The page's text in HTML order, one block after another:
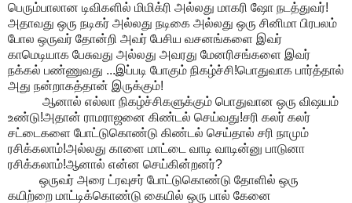
பெரும்பாலான டிவிகளில் மிமிக்ரி அல்லது மாகரி ஷோ நடத்துவர்!
அதாவது ஒரு நடிகர் அல்லது நடிகை அல்லது ஒரு சினிமா பிரபலம்
போல ஒருவர் தோன்றி அவர் பேசிய வசனங்களை இவர்
காமெடியாக பேசுவது அல்லது அவரது மேனரிசங்களை இவர்
நக்கல் பண்ணுவது ...இப்படி போகும் நிகழ்ச்சி!பொதுவாக பார்த்தால்
அது நன்றாகத்தான் இருக்கும்!
ஆனால் எல்லா நிகழ்ச்சிகளுக்கும் பொதுவான ஒரு விஷயம்
உண்டு!அதான் ராமராஜனை கிண்டல் செய்வது!சரி கலர் கலர்
சட்டைகளை போட்டுகொண்டு கிண்டல் செய்தால் சரி நாமும்
ரசிக்கலாம்!அல்லது காளை மாட்டை வாடி வாடின்னு பாடுனா
ரசிக்கலாம்!ஆனால் என்ன செய்கின்றனர்?
ஒருவர் அரை ட்ரவுசர் போட்டுகொண்டு தோளில் ஒரு
கயிற்றை மாட்டிக்கொண்டு கையில் ஒரு பால் கேனை